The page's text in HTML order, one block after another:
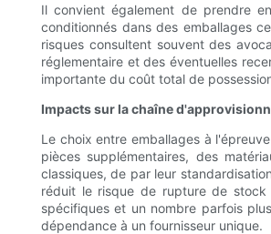
Il convient également de prendre
conditionnés dans des emballages
risques consultent souvent des
réglementaire et des éventuelles
importante du coût total de
Impacts sur la chaîne
Le choix entre emballages à
pièces supplémentaires, des
classiques, de par leur
réduit le risque de rupture de stock
spécifiques et un nombre parfois
dépendance à un fournisseur unique.